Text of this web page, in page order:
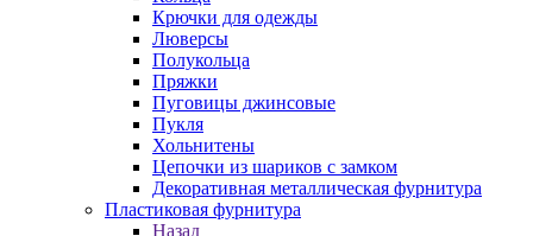
Крючки для одежды
Люверсы
Полукольца
Пряжки
Пуговицы джинсовые
Пукля
Хольнитены
Цепочки из шариков с замком
Декоративная металлическая фурнитура
Пластиковая фурнитура
Назад